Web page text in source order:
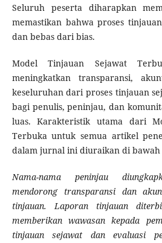
Seluruh peserta diharapkan
memastikan bahwa proses
dan bebas dari bias.
Model Tinjauan Sejawat
meningkatkan transparansi,
keseluruhan dari proses tinjauan
bagi penulis, peninjau, dan
luas. Karakteristik utama dari
Terbuka untuk semua artikel
dalam jurnal ini diuraikan di bawah
Nama-nama peninjau
mendorong transparansi dan
tinjauan. Laporan tinjauan
memberikan wawasan kepada
tinjauan sejawat dan evaluasi